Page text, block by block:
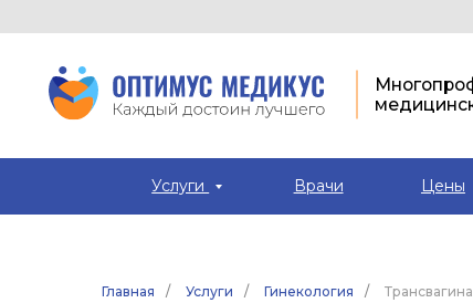
медицинский
Услуги Врачи Цены
Главная / Услуги / Гинекология /